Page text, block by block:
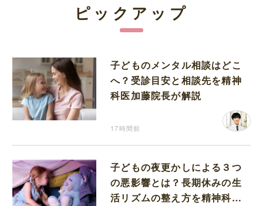
ピックアップ
子どものメンタル相談はどこ
へ？受診目安と相談先を精神
科医加藤院長が解説
17時間前
子どもの夜更かしによる３つ
の悪影響とは？長期休みの生
活リズムの整え方を精神科医